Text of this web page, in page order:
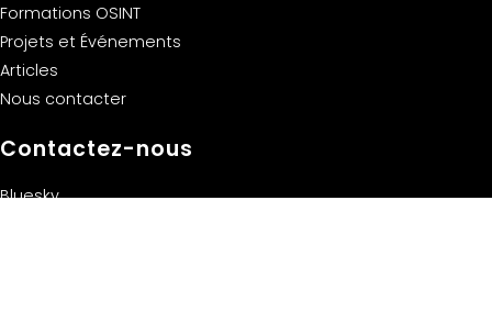
Formations OSINT
Projets et Événements
Articles
Nous contacter
Contactez-nous
Bluesky